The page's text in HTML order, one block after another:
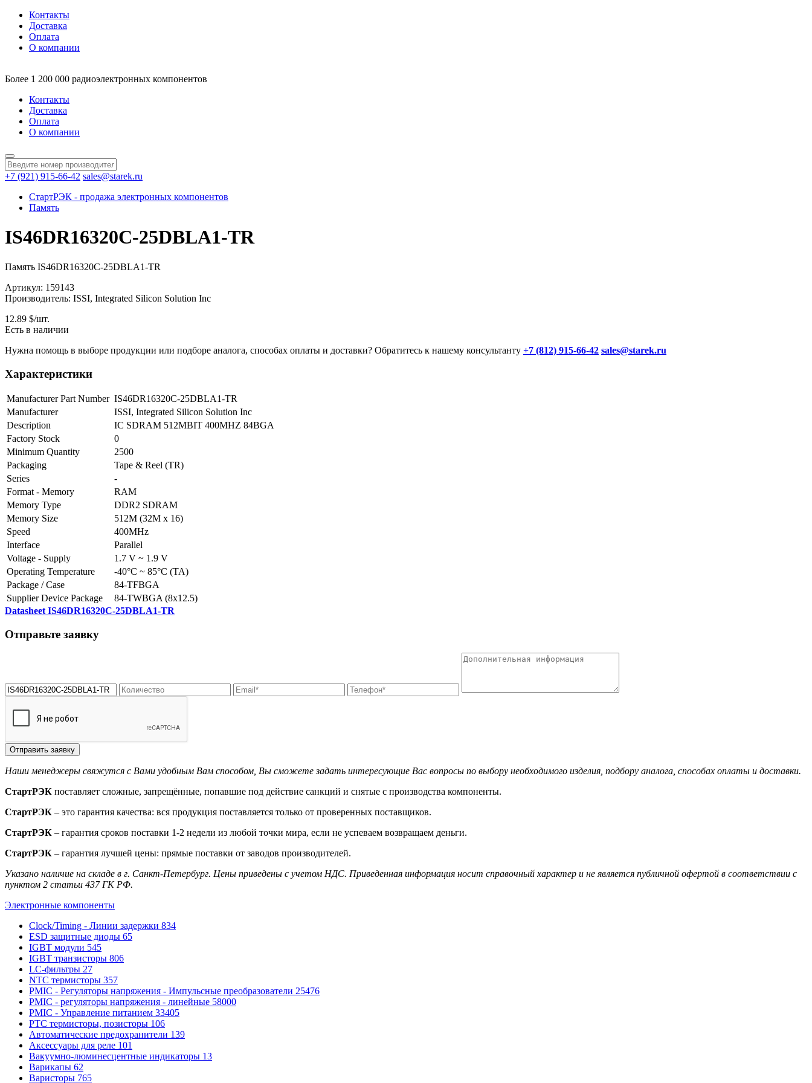
Контакты
Доставка
Оплата
О компании
Более 1 200 000 радиоэлектронных компонентов
Контакты
Доставка
Оплата
О компании
+7 (921) 915-66-42 sales@starek.ru
СтартРЭК - продажа электронных компонентов
Память
IS46DR16320C-25DBLA1-TR
Память IS46DR16320C-25DBLA1-TR
Артикул: 159143
Производитель: ISSI, Integrated Silicon Solution Inc
12.89 $/шт.
Есть в наличии
Нужна помощь в выборе продукции или подборе аналога, способах оплаты и доставки? Обратитесь к нашему консультанту +7 (812) 915-66-42 sales@starek.ru
Характеристики
Manufacturer Part Number IS46DR16320C-25DBLA1-TR
Manufacturer
ISSI, Integrated Silicon Solution Inc
Description
IC SDRAM 512MBIT 400MHZ 84BGA
Factory Stock
0
Minimum Quantity
2500
Packaging
Tape & Reel (TR)
Series
-
Format - Memory
RAM
Memory Type
DDR2 SDRAM
Memory Size
512M (32M x 16)
Speed
400MHz
Interface
Parallel
Voltage - Supply
1.7 V ~ 1.9 V
Operating Temperature
-40°C ~ 85°C (TA)
Package / Case
84-TFBGA
Supplier Device Package
84-TWBGA (8x12.5)
Datasheet IS46DR16320C-25DBLA1-TR
Отправьте заявку
Отправить заявку
Наши менеджеры свяжутся с Вами удобным Вам способом, Вы сможете задать интересующие Вас вопросы по выбору необходимого изделия, подбору аналога, способах оплаты и доставки.
СтартРЭК поставляет сложные, запрещённые, попавшие под действие санкций и снятые с производства компоненты.
СтартРЭК – это гарантия качества: вся продукция поставляется только от проверенных поставщиков.
СтартРЭК – гарантия сроков поставки 1-2 недели из любой точки мира, если не успеваем возвращаем деньги.
СтартРЭК – гарантия лучшей цены: прямые поставки от заводов производителей.
Указано наличие на складе в г. Санкт-Петербург. Цены приведены с учетом НДС. Приведенная информация носит справочный характер и не является публичной офертой в соответствии с
пунктом 2 статьи 437 ГК РФ.
Электронные компоненты
Clock/Timing - Линии задержки 834
ESD защитные диоды 65
IGBT модули 545
IGBT транзисторы 806
LC-фильтры 27
NTC термисторы 357
PMIC - Регуляторы напряжения - Импульсные преобразователи 25476
PMIC - регуляторы напряжения - линейные 58000
PMIC - Управление питанием 33405
PTC термисторы, позисторы 106
Автоматические предохранители 139
Аксессуары для реле 101
Вакуумно-люминесцентные индикаторы 13
Варикапы 62
Варисторы 765